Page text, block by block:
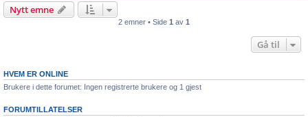
Nytt emne
2 emner • Side 1 av 1
Gå til
HVEM ER ONLINE
Brukere i dette forumet: Ingen registrerte brukere og 1 gjest
FORUMTILLATELSER